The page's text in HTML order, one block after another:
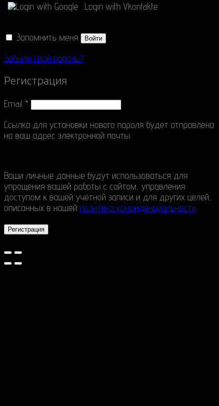
Login with Google
Login with Vkontakte
Запомнить меня Войти
Забыли свой пароль?
Регистрация
Email *
Ссылка для установки нового пароля будет отправлена
​​на ваш адрес электронной почты.
Ваши личные данные будут использоваться для
упрощения вашей работы с сайтом, управления
доступом к вашей учётной записи и для других целей,
описанных в нашей политика конфиденциальности.
Регистрация